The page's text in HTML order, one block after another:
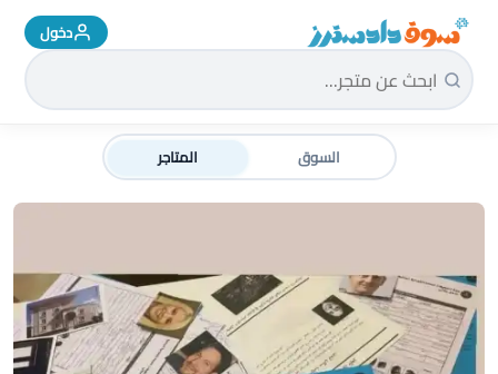
سوق دادسترز الرئيسية دخول
السوق المتاجر